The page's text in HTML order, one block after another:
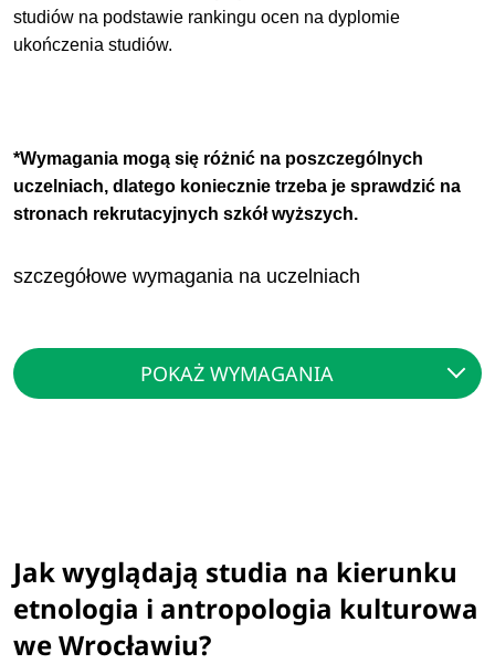
studiów na podstawie rankingu ocen na dyplomie
ukończenia studiów.
*Wymagania mogą się różnić na poszczególnych
uczelniach, dlatego koniecznie trzeba je sprawdzić na
stronach rekrutacyjnych szkół wyższych.
szczegółowe wymagania na uczelniach
POKAŻ WYMAGANIA
Jak wyglądają studia na kierunku
etnologia i antropologia kulturowa
we Wrocławiu?